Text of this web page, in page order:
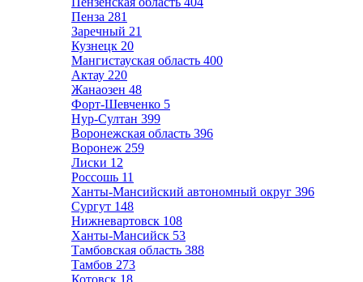
Пенза 281
Заречный 21
Кузнецк 20
Мангистауская область 400
Актау 220
Жанаозен 48
Форт-Шевченко 5
Нур-Султан 399
Воронежская область 396
Воронеж 259
Лиски 12
Россошь 11
Ханты-Мансийский автономный округ 396
Сургут 148
Нижневартовск 108
Ханты-Мансийск 53
Тамбовская область 388
Тамбов 273
Котовск 18